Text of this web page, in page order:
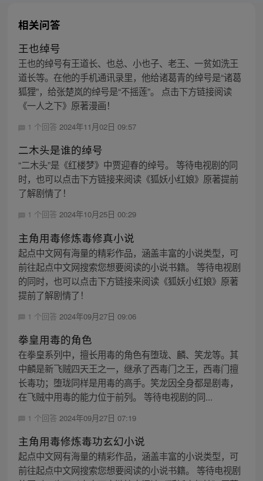
相关问答
王也绰号
王也的绰号有王道长、也总、小也子、老王、一贫如洗王
道长等。在他的手机通讯录里，他给诸葛青的绰号是“诸葛
狐狸”，给张楚岚的绰号是“不摇莲”。 点击下方链接阅读
《一人之下》原著漫画！
1 个回答 2024年11月02日 09:57
二木头是谁的绰号
“二木头”是《红楼梦》中贾迎春的绰号。 等待电视剧的同
时，也可以点击下方链接来阅读《狐妖小红娘》原著提前
了解剧情了！
1 个回答 2024年10月25日 00:29
主角用毒修炼毒修真小说
起点中文网有海量的精彩作品，涵盖丰富的小说类型，可
前往起点中文网搜索您想要阅读的小说书籍。 等待电视剧
的同时，也可以点击下方链接来阅读《狐妖小红娘》原著
提前了解剧情了！
1 个回答 2024年09月27日 09:06
拳皇用毒的角色
在拳皇系列中，擅长用毒的角色有堕珑、麟、笑龙等。其
中麟是新飞贼四天王之一，继承了西毒门之王，西毒门擅
长毒功；堕珑同样是用毒的高手。笑龙因全身都是剧毒，
在飞贼中用毒的能力位于前列。 等待电视剧的同...
1 个回答 2024年09月27日 07:19
主角用毒修炼毒功玄幻小说
起点中文网有海量的精彩作品，涵盖丰富的小说类型，可
前往起点中文网搜索您想要阅读的小说书籍。 等待电视剧